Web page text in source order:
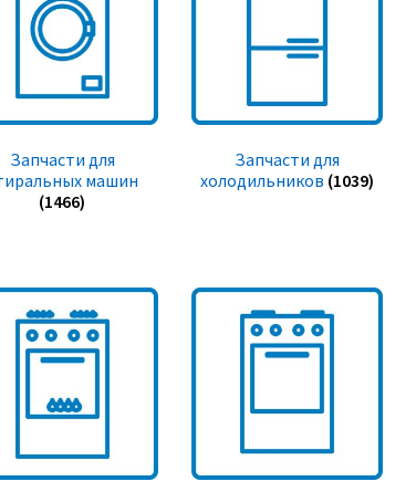
Запчасти для
машин
(1466)
Запчасти для
холодильников (1039)